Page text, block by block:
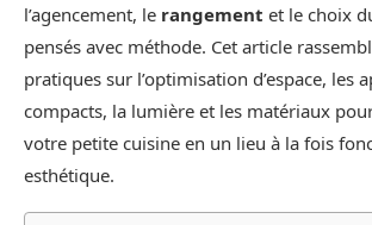
l’agencement, le rangement et le choix
pensés avec méthode. Cet article
pratiques sur l’optimisation d’espace, les
compacts, la lumière et les matériaux
votre petite cuisine en un lieu à la fois
esthétique.